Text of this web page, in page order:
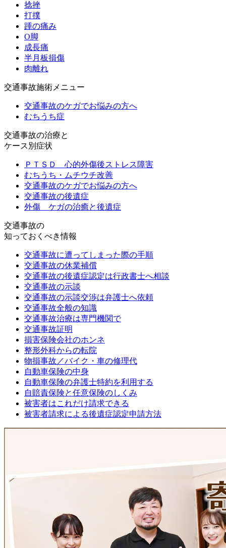
捻挫
打撲
踵の痛み
O脚
成長痛
半月板損傷
肉離れ
交通事故施術メニュー
交通事故のケガでお悩みの方へ
むちうち症
交通事故の治療と
ケース別症状
ＰＴＳＤ 心的外傷後ストレス障害
むちうち・ムチウチ改善
交通事故のケガでお悩みの方へ
交通事故の後遺症
外傷 ケガの治癒と後遺症
交通事故の
知っておくべき情報
交通事故に遭ってしまった際の手順
交通事故の休業補償
交通事故の後遺症認定は行政書士へ相談
交通事故の示談
交通事故の示談交渉は弁護士へ依頼
交通事故全般の知識
交通事故治療は専門機関で
交通事故証明
損害保険会社のホンネ
整形外科からの転院
物損事故／バイク・車の修理代
自動車保険の中身
自動車保険の弁護士特約を利用する
自賠責保険と任意保険のしくみ
被害者はこれだけ請求できる
被害者請求による後遺症認定申請方法